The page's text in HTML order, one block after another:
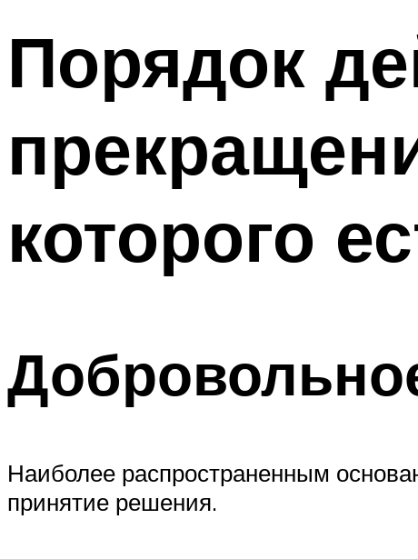
Порядок
которого
Наиболее распространенным
принятие решения.